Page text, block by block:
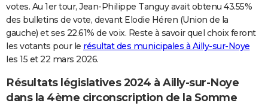
COPAINS D'AVANT
S'inscrire
Se connecter
Lycées
Collèges
Primaires
Universités
Entreprises
Service militaire
Avis de recherche
AVIS DE DÉCÈS
FORUM
Bricolage
Lifestyle
Culture
Sport
Auto
Television
Voyage
Cinema
votes. Au 1er tour, Jean-Philippe Tanguy avait obtenu 43.55%
des bulletins de vote, devant Elodie Héren (Union de la
gauche) et ses 22.61% de voix. Reste à savoir quel choix feront
les votants pour le résultat des municipales à Ailly-sur-Noye
les 15 et 22 mars 2026.
Résultats législatives 2024 à Ailly-sur-Noye
dans la 4ème circonscription de la Somme